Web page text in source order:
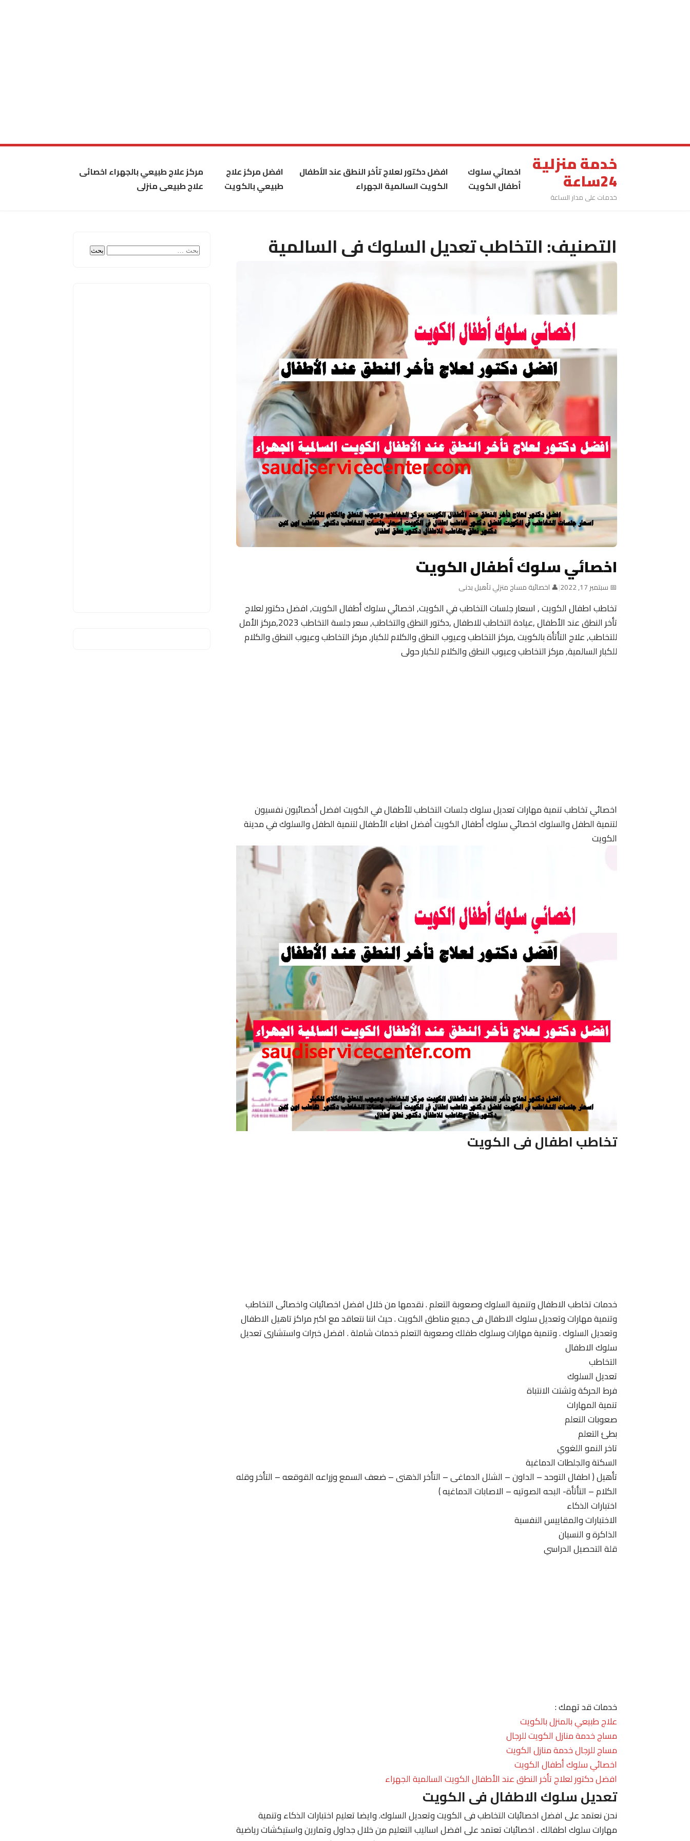
خدمة منزلية
24ساعة
خدمات على مدار الساعة
اخصائي سلوك
أطفال الكويت
افضل دكتور لعلاج تأخر النطق عند الأطفال
الكويت السالمية الجهراء
افضل مركز علاج
طبيعي بالكويت
مركز علاج طبيعي بالجهراء اخصائى
علاج طبيعى منزلى
التصنيف:التخاطب تعديل السلوك فى السالمية
اخصائي سلوك أطفال الكويت
📅 سبتمبر 17, 2022 |👤 اخصائية مساج منزلي تأهيل بدنى
تخاطب اطفال الكويت , اسعار جلسات التخاطب في الكويت, اخصائي سلوك أطفال الكويت, افضل دكتور لعلاج
تأخر النطق عند الأطفال ,عيادة التخاطب للاطفال ,دكتور النطق والتخاطب, سعر جلسة التخاطب 2023,مركز الأمل
للتخاطب, علاج التأتأة بالكويت ,مركز التخاطب وعيوب النطق والكلام للكبار, مركز التخاطب وعيوب النطق والكلام
للكبار السالمية, مركز التخاطب وعيوب النطق والكلام للكبار حولى
اخصائي تخاطب تنمية مهارات تعديل سلوك جلسات التخاطب للأطفال في الكويت افضل أخصائيون نفسيون
لتنمية الطفل والسلوك اخصائي سلوك أطفال الكويت أفضل اطباء الأطفال لتنمية الطفل والسلوك في مدينة
الكويت
تخاطب اطفال فى الكويت
خدمات تخاطب الاطفال وتنمية السلوك وصعوبة التعلم . نقدمها من خلال افضل اخصائيات واخصائى التخاطب
وتنمية مهارات وتعديل سلوك الاطفال فى جميع مناطق الكويت . حيث اننا نتعاقد مع اكبر مراكز تاهيل الاطفال
وتعديل السلوك . وتنمية مهارات وسلوك طفلك وصعوبة التعلم خدمات شاملة . افضل خبرات واستشارى تعديل
سلوك الاطفال
التخاطب
تعديل السلوك
فرط الحركة وتشتت الانتباة
تنمية المهارات
صعوبات التعلم
بطئ التعلم
تاخر النمو اللغوي
السكتة والجلطات الدماغية
تأهيل ( اطفال التوحد – الداون – الشلل الدماغى – التأخر الذهنى – ضعف السمع وزراعه القوقعه – التأخر وقله
الكلام – التأتأة- البحه الصوتيه – الاصابات الدماغيه )
اختبارات الذكاء
الاختبارات والمقاييس النفسية
الذاكرة و النسيان
قلة التحصيل الدراسي
خدمات قد تهمك :
علاج طبيعي بالمنزل بالكويت
مساج خدمة منازل الكويت للرجال
مساج للرجال خدمة منازل الكويت
اخصائي سلوك أطفال الكويت
افضل دكتور لعلاج تأخر النطق عند الأطفال الكويت السالمية الجهراء
تعديل سلوك الاطفال فى الكويت
نحن نعتمد على افضل اخصائيات التخاطب فى الكويت وتعديل السلوك. وايضا تعليم اختبارات الذكاء وتنمية
مهارات سلوك اطفالك . اخصائيات تعتمد على افضل اساليب التعليم من خلال جداول وتمارين واستيكشات رياضية
البحث